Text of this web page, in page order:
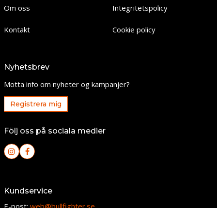
Om oss
Kontakt
Integritetspolicy
Cookie policy
Nyhetsbrev
Motta info om nyheter og kampanjer?
Registrera mig
Följ oss på sociala medier
Kundservice